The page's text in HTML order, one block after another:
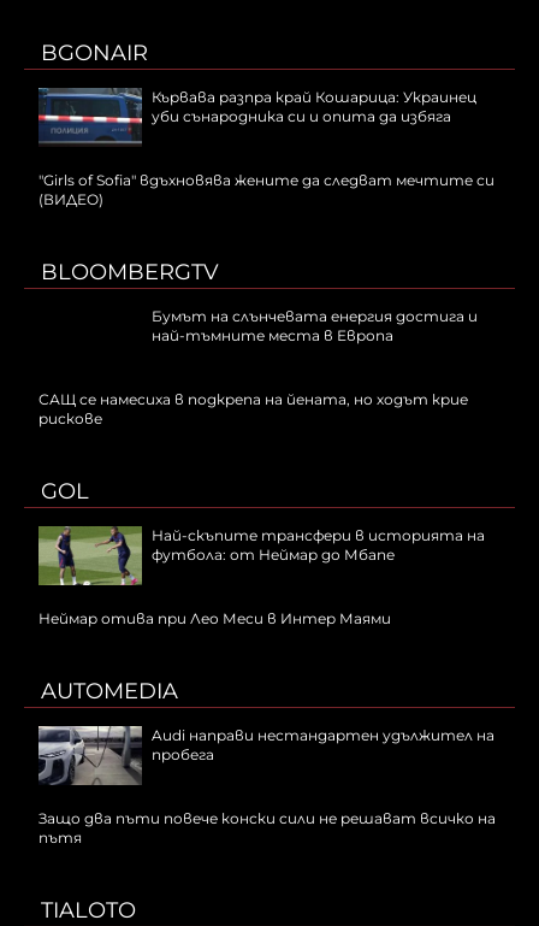
BGONAIR
Кървава разпра край Кошарица: Украинец
уби сънародника си и опита да избяга
"Girls of Sofia" вдъхновява жените да следват мечтите си
(ВИДЕО)
BLOOMBERGTV
Бумът на слънчевата енергия достига и
най-тъмните места в Европа
САЩ се намесиха в подкрепа на йената, но ходът крие
рискове
GOL
Най-скъпите трансфери в историята на
футбола: от Неймар до Мбапе
Неймар отива при Лео Меси в Интер Маями
AUTOMEDIA
Audi направи нестандартен удължител на
пробега
Защо два пъти повече конски сили не решават всичко на
пътя
TIALOTO